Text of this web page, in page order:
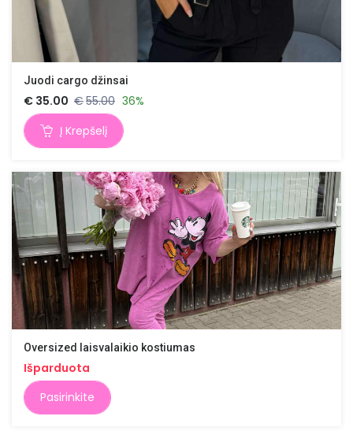
Juodi cargo džinsai
€ 35.00 €55.00 36%
Į Krepšelį
Oversized laisvalaikio kostiumas
Išparduota
Pasirinkite